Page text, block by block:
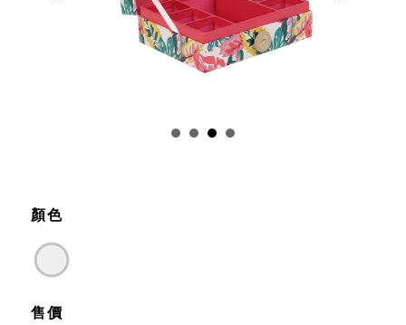
顏色
售價